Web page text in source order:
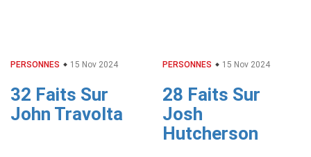
PERSONNES 15 Nov 2024
32 Faits Sur
John Travolta
PERSONNES 15 Nov 2024
28 Faits Sur
Josh
Hutcherson